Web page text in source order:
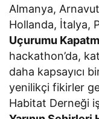
Almanya,
Hollanda, İtalya,
Uçurumu
hackathon’da,
daha kapsayıcı
yenilikçi fikirler
Habitat Derneği